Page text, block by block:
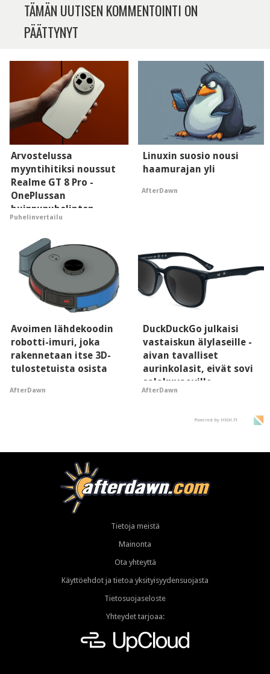
TÄMÄN UUTISEN KOMMENTOINTI ON
PÄÄTTYNYT
Arvostelussa
myyntihitiksi noussut
Realme GT 8 Pro -
OnePlussan
huippupuhelinten
"perillinen"
Puhelinvertailu
Linuxin suosio nousi
haamurajan yli
AfterDawn
Avoimen lähdekoodin
robotti-imuri, joka
rakennetaan itse 3D-
tulostetuista osista
AfterDawn
DuckDuckGo julkaisi
vastaiskun älylaseille -
aivan tavalliset
aurinkolasit, eivät sovi
salakuvaaville
hyypiöille
AfterDawn
Powered by HIGH.FI
Tietoja meistä
Mainonta
Ota yhteyttä
Käyttöehdot ja tietoa yksityisyydensuojasta
Tietosuojaseloste
Yhteydet tarjoaa: